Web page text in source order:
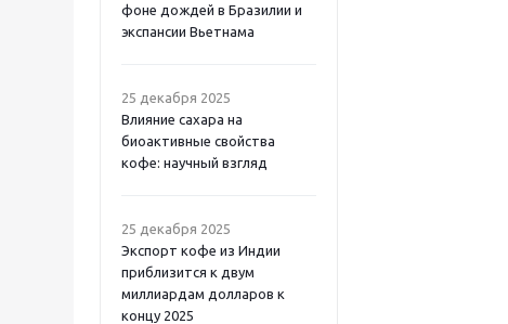
фоне дождей в Бразилии и
экспансии Вьетнама
25 декабря 2025
Влияние сахара на
биоактивные свойства
кофе: научный взгляд
25 декабря 2025
Экспорт кофе из Индии
приблизится к двум
миллиардам долларов к
концу 2025